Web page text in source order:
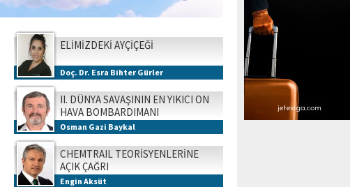
ELİMİZDEKİ AYÇİÇEĞİ
Doç. Dr. Esra Bihter Gürler
II. DÜNYA SAVAŞININ EN YIKICI ON
HAVA BOMBARDIMANI
Osman Gazi Baykal
CHEMTRAIL TEORİSYENLERİNE
AÇIK ÇAĞRI
Engin Aksüt